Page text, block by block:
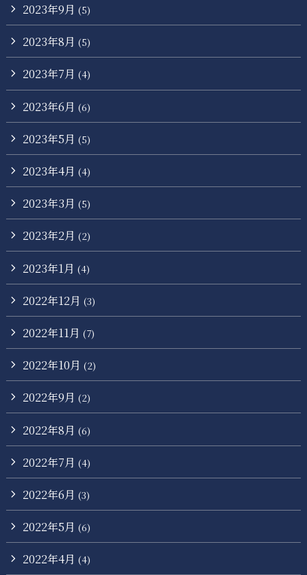
2023年9月 (5)
2023年8月 (5)
2023年7月 (4)
2023年6月 (6)
2023年5月 (5)
2023年4月 (4)
2023年3月 (5)
2023年2月 (2)
2023年1月 (4)
2022年12月 (3)
2022年11月 (7)
2022年10月 (2)
2022年9月 (2)
2022年8月 (6)
2022年7月 (4)
2022年6月 (3)
2022年5月 (6)
2022年4月 (4)